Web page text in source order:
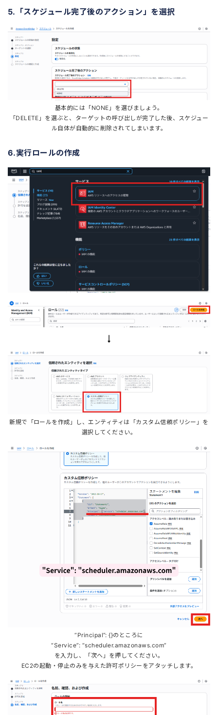
5.「スケジュール完了後のアクション」を選択
基本的には「NONE」を選びましょう。
「DELETE」を選ぶと、ターゲットの呼び出しが完了した後、スケジュー
ル自体が自動的に削除されてしまいます。
6.実行ロールの作成
新規で「ロールを作成」し、エンティティは「カスタム信頼ポリシー」を
選択してください。
“Principal”: {}のところに
“Service”: “scheduler.amazonaws.com”
を入力し、「次へ」を押してください。
EC2の起動・停止のみを与えた許可ポリシーをアタッチします。